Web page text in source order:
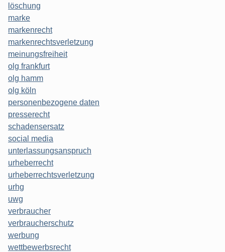
löschung
marke
markenrecht
markenrechtsverletzung
meinungsfreiheit
olg frankfurt
olg hamm
olg köln
personenbezogene daten
presserecht
schadensersatz
social media
unterlassungsanspruch
urheberrecht
urheberrechtsverletzung
urhg
uwg
verbraucher
verbraucherschutz
werbung
wettbewerbsrecht